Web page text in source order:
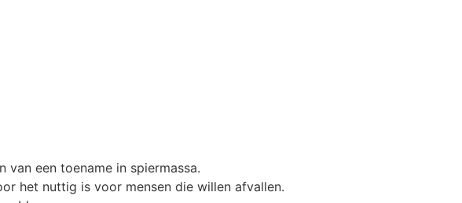
een toename in spiermassa.
het nuttig is voor mensen die willen afvallen.